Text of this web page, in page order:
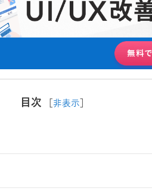
目次 非表示